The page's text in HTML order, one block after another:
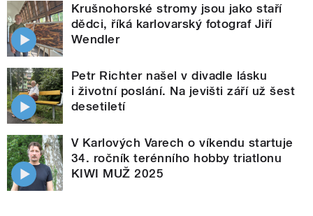
Krušnohorské stromy jsou jako staří
dědci, říká karlovarský fotograf Jiří
Wendler
Petr Richter našel v divadle lásku
i životní poslání. Na jevišti září už šest
desetiletí
V Karlových Varech o víkendu startuje
34. ročník terénního hobby triatlonu
KIWI MUŽ 2025